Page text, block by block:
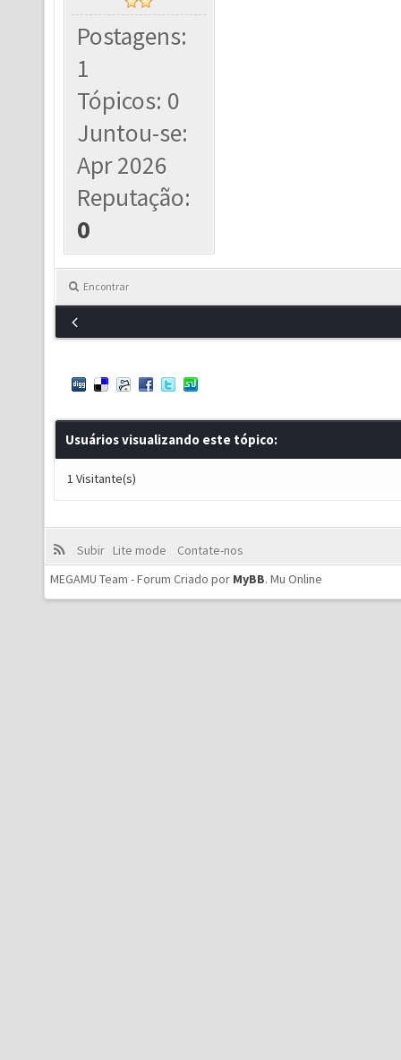
Postagens:
1
Tópicos: 0
Juntou-se:
Apr 2026
Reputação:
0
Encontrar
Usuários visualizando este tópico:
1 Visitante(s)
Subir Lite mode
Contate-nos
MEGAMU Team - Forum Criado por MyBB. Mu Online